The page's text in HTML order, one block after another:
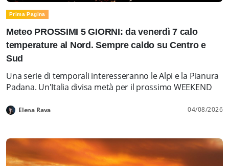
Prima Pagina
Meteo PROSSIMI 5 GIORNI: da venerdì 7 calo
temperature al Nord. Sempre caldo su Centro e
Sud
Una serie di temporali interesseranno le Alpi e la Pianura
Padana. Un'Italia divisa metà per il prossimo WEEKEND
Elena Rava 04/08/2026